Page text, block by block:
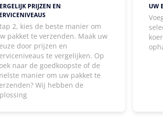
PRIJZEN EN
2, kies de beste manier om
pakket te verzenden. Maak uw
door prijzen en
te vergelijken. Op
naar de goedkoopste of de
manier om uw pakket te
Wij hebben de
UW